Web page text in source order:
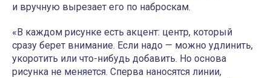
и вручную вырезает его по наброскам.
«В каждом рисунке есть акцент: центр, который
сразу берет внимание. Если надо — можно удлинить,
укоротить или что-нибудь добавить. Но основа
рисунка не меняется. Сперва наносятся линии,